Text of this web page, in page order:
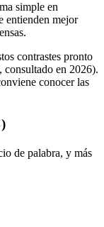
simple en
entienden mejor
contrastes pronto
en 2026).
conocer las
de palabra, y más